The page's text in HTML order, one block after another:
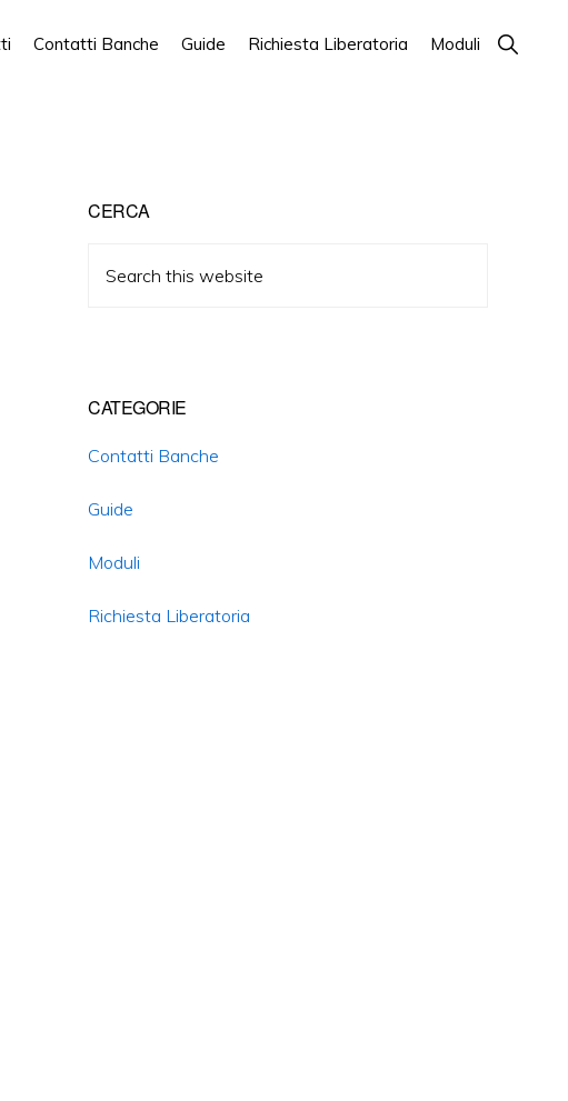
Contatti Banche Guide Richiesta Liberatoria Moduli Show
Search
Primary
Sidebar
CERCA
this
CATEGORIE
Contatti Banche
Guide
Moduli
Richiesta Liberatoria